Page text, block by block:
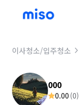
이사청소/입주청소
000
0.00 (0)